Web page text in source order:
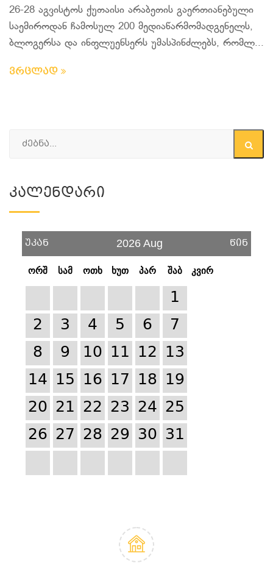
26-28 აგვისტოს ქუთაისი არაბეთის გაერთიანებული
საემიროდან ჩამოსულ 200 მედიაწარმომადგენელს,
ბლოგერსა და ინფლუენსერს უმასპინძლებს, რომლ...
ვრცლად
Კალენდარი
უკან 2026 Aug წინ
ორშ სამ ოთხ ხუთ პარ შაბ კვირ
1
2
3 4 5 6
7
8
9 10 11 12 13
14 15 16 17 18 19
20 21 22 23 24 25
26 27 28 29 30 31